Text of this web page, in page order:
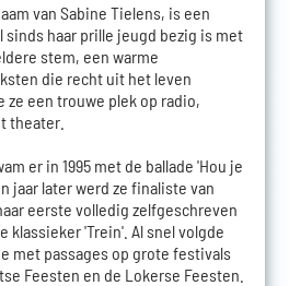
van Sabine Tielens, is een
haar prille jeugd bezig is met
stem, een warme
die recht uit het leven
een trouwe plek op radio,
theater.
er in 1995 met de ballade 'Hou je
jaar later werd ze finaliste van
eerste volledig zelfgeschreven
klassieker 'Trein'. Al snel volgde
met passages op grote festivals
Feesten en de Lokerse Feesten.